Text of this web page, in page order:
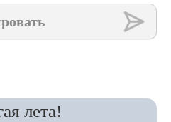
лета!